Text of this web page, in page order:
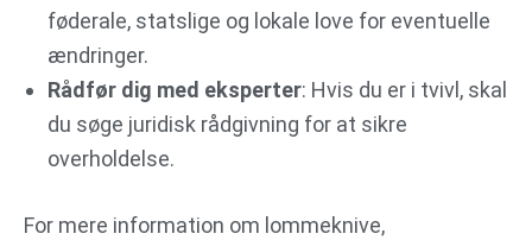
føderale, statslige og lokale love for eventuelle
ændringer.
Rådfør dig med eksperter: Hvis du er i tvivl, skal
du søge juridisk rådgivning for at sikre
overholdelse.
For mere information om lommeknive,